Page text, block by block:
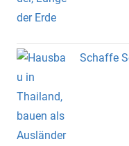
Schaffe